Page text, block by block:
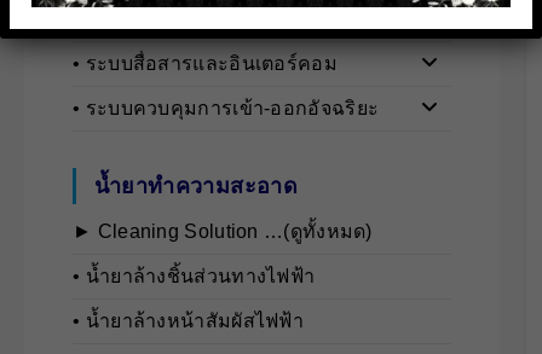
• ระบบสื่อสารและอินเตอร์คอม
• ระบบควบคุมการเข้า-ออกอัจฉริยะ
น้ำยาทำความสะอาด
► Cleaning Solution …(ดูทั้งหมด)
• นํ้ายาล้างชิ้นส่วนทางไฟฟ้า
• นํ้ายาล้างหน้าสัมผัสไฟฟ้า